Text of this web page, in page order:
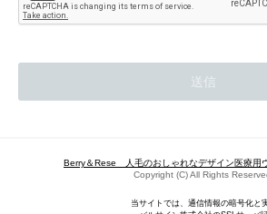
Berry＆Rese 人毛のおしゃれなデザイン医療用
Copyright (C) All Rights
当サイトでは、通信情報の暗号化と